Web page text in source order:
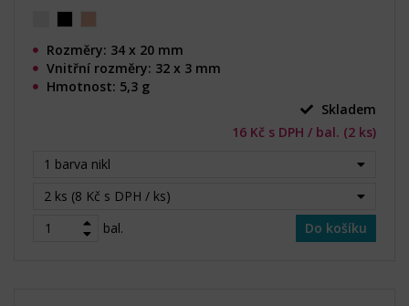
Rozměry: 34 x 20 mm
Vnitřní rozměry: 32 x 3 mm
Hmotnost: 5,3 g
Skladem
16 Kč s DPH / bal. (2 ks)
1 barva nikl
2 ks (8 Kč s DPH / ks)
bal.
Do košíku